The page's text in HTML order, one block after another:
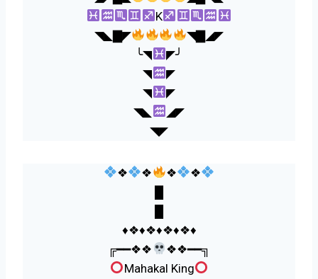
K
◥◣▇◤
◥▇◢◤
╰◥
◤╯
◥
◤
◥
◤
◥◣
◢◤
◥◤
❖ ❖ ❖
❖
♦️❖♦️❖♦️❖♦️❖♦️
╔━━❖❖
❖❖━━╗
Mahakal King